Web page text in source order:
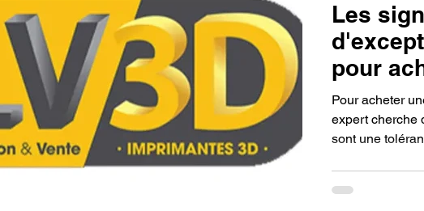
Les
pour
Pour acheter
expert cherche
sont une
de qualité